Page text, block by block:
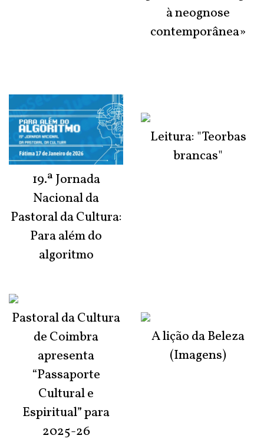
19.ª Jornada
Nacional da
Pastoral da Cultura:
Para além do
algoritmo
Pastoral da Cultura
de Coimbra
apresenta
“Passaporte
Cultural e
Espiritual” para
2025-26
à neognose
contemporânea»
Leitura: "Teorbas
brancas"
A lição da Beleza
(Imagens)